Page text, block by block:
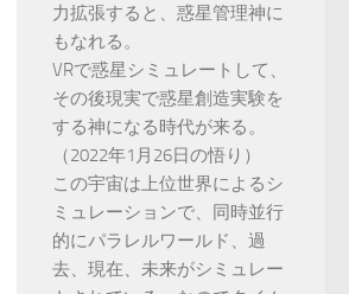
力拡張すると、惑星管理神に
もなれる。
VRで惑星シミュレートして、
その後現実で惑星創造実験を
する神になる時代が来る。
（2022年1月26日の悟り）
この宇宙は上位世界によるシ
ミュレーションで、同時並行
的にパラレルワールド、過
去、現在、未来がシミュレー